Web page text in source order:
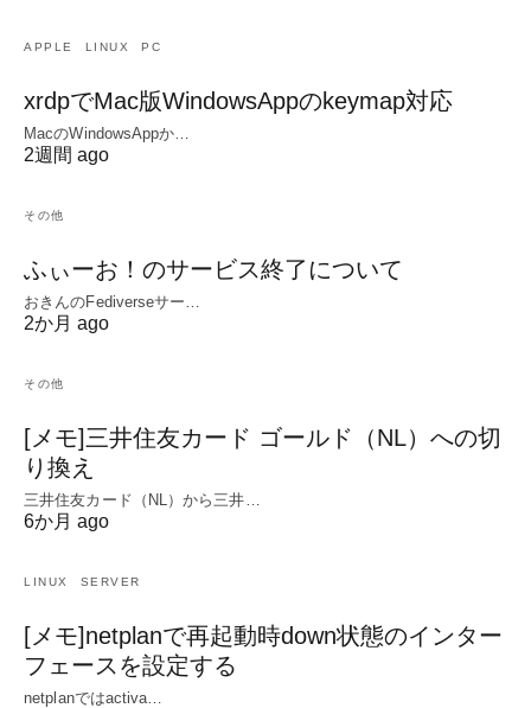
APPLE LINUX PC
xrdpでMac版WindowsAppのkeymap対応
MacのWindowsAppか…
2週間 ago
その他
ふぃーお！のサービス終了について
おきんのFediverseサー…
2か月 ago
その他
[メモ]三井住友カード ゴールド（NL）への切
り換え
三井住友カード（NL）から三井…
6か月 ago
LINUX SERVER
[メモ]netplanで再起動時down状態のインター
フェースを設定する
netplanではactiva…